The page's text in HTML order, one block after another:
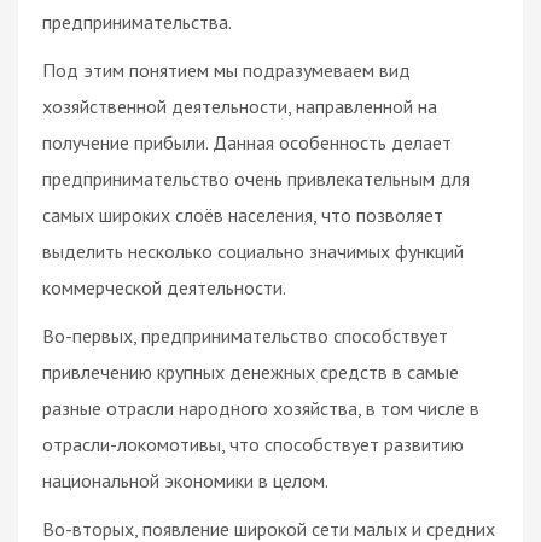
предпринимательства.
Под этим понятием мы подразумеваем вид
хозяйственной деятельности, направленной на
получение прибыли. Данная особенность делает
предпринимательство очень привлекательным для
самых широких слоёв населения, что позволяет
выделить несколько социально значимых функций
коммерческой деятельности.
Во-первых, предпринимательство способствует
привлечению крупных денежных средств в самые
разные отрасли народного хозяйства, в том числе в
отрасли-локомотивы, что способствует развитию
национальной экономики в целом.
Во-вторых, появление широкой сети малых и средних